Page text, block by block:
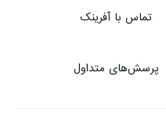
تماس با آفرینک
پرسش‌های متداول